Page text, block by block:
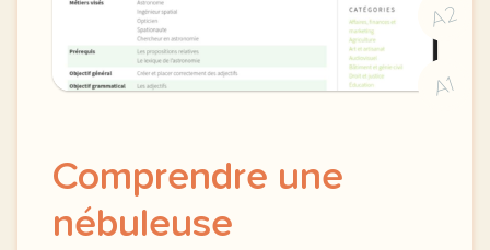
A2
A1
Comprendre une
nébuleuse